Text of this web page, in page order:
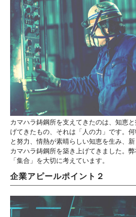
カマハラ鋳鋼所を支えてきたのは、知恵
げてきたもの、それは「人の力」です。
と努力、情熱が素晴らしい知恵を生み、
カマハラ鋳鋼所を築き上げてきました。
「集合」を大切に考えています。
企業アピールポイント２